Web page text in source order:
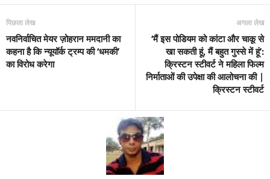
पिछला लेख
नवनिर्वाचित मेयर ज़ोहरान ममदानी का
कहना है कि न्यूयॉर्क ट्रम्प की ‘धमकी’
का विरोध करेगा
अगला लेख
‘मैं इस पोडियम को कांटा और चाकू से
खा सकती हूं, मैं बहुत गुस्से में हूं’:
क्रिस्टन स्टीवर्ट ने महिला फिल्म
निर्माताओं की उपेक्षा की आलोचना की |
क्रिस्टन स्टीवर्ट